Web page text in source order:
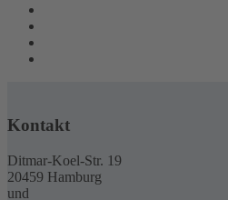
Kontakt
Ditmar-Koel-Str. 19
20459 Hamburg
und